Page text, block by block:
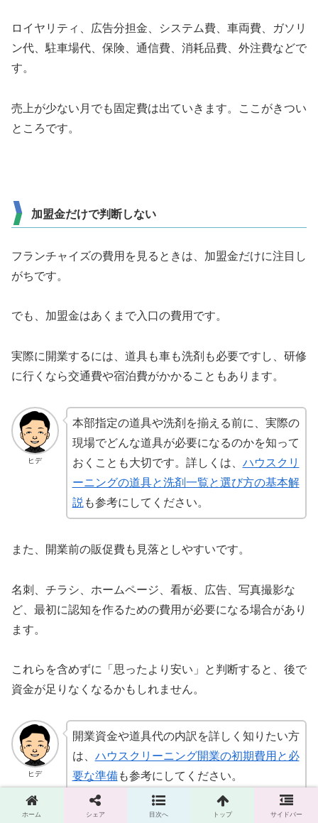
ロイヤリティ、広告分担金、システム費、車両費、ガソリ
ン代、駐車場代、保険、通信費、消耗品費、外注費などで
す。
売上が少ない月でも固定費は出ていきます。ここがきつい
ところです。
加盟金だけで判断しない
フランチャイズの費用を見るときは、加盟金だけに注目し
がちです。
でも、加盟金はあくまで入口の費用です。
実際に開業するには、道具も車も洗剤も必要ですし、研修
に行くなら交通費や宿泊費がかかることもあります。
ヒデ
本部指定の道具や洗剤を揃える前に、実際の
現場でどんな道具が必要になるのかを知って
おくことも大切です。詳しくは、 ハウスクリ
ーニングの道具と洗剤一覧と選び方の基本解
説 も参考にしてください。
また、開業前の販促費も見落としやすいです。
名刺、チラシ、ホームページ、看板、広告、写真撮影な
ど、最初に認知を作るための費用が必要になる場合があり
ます。
これらを含めずに「思ったより安い」と判断すると、後で
資金が足りなくなるかもしれません。
ヒデ
開業資金や道具代の内訳を詳しく知りたい方
は、 ハウスクリーニング開業の初期費用と必
要な準備も参考にしてください。
ホーム シェア 目次へ トップ サイドバー